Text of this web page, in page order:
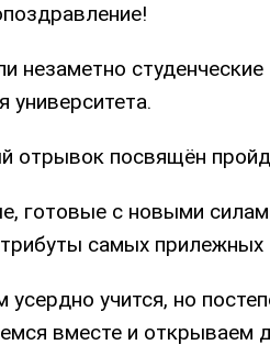
незаметно
университета.
отрывок посвящён
готовые с новыми
самых прилежных
учится, но
вместе и открываем